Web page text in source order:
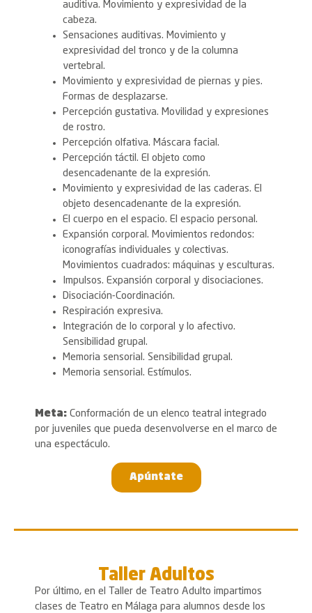
auditiva. Movimiento y expresividad de la
cabeza.
Sensaciones auditivas. Movimiento y
expresividad del tronco y de la columna
vertebral.
Movimiento y expresividad de piernas y pies.
Formas de desplazarse.
Percepción gustativa. Movilidad y expresiones
de rostro.
Percepción olfativa. Máscara facial.
Percepción táctil. El objeto como
desencadenante de la expresión.
Movimiento y expresividad de las caderas. El
objeto desencadenante de la expresión.
El cuerpo en el espacio. El espacio personal.
Expansión corporal. Movimientos redondos:
iconografías individuales y colectivas.
Movimientos cuadrados: máquinas y esculturas.
Impulsos. Expansión corporal y disociaciones.
Disociación-Coordinación.
Respiración expresiva.
Integración de lo corporal y lo afectivo.
Sensibilidad grupal.
Memoria sensorial. Sensibilidad grupal.
Memoria sensorial. Estímulos.
Meta: Conformación de un elenco teatral integrado
por juveniles que pueda desenvolverse en el marco de
una espectáculo.
Apúntate
Taller Adultos
Por último, en el Taller de Teatro Adulto impartimos
clases de Teatro en Málaga para alumnos desde los